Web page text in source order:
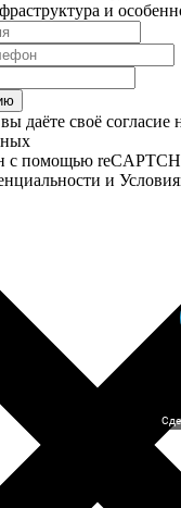
и
даёте своё согласие
помощью
и